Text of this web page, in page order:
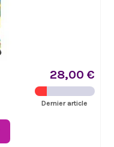
28,00 €
Dernier article